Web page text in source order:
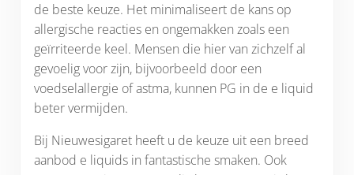
de beste keuze. Het minimaliseert de kans op
allergische reacties en ongemakken zoals een
geïrriteerde keel. Mensen die hier van zichzelf al
gevoelig voor zijn, bijvoorbeeld door een
voedselallergie of astma, kunnen PG in de e liquid
beter vermijden.
Bij Nieuwesigaret heeft u de keuze uit een breed
aanbod e liquids in fantastische smaken. Ook